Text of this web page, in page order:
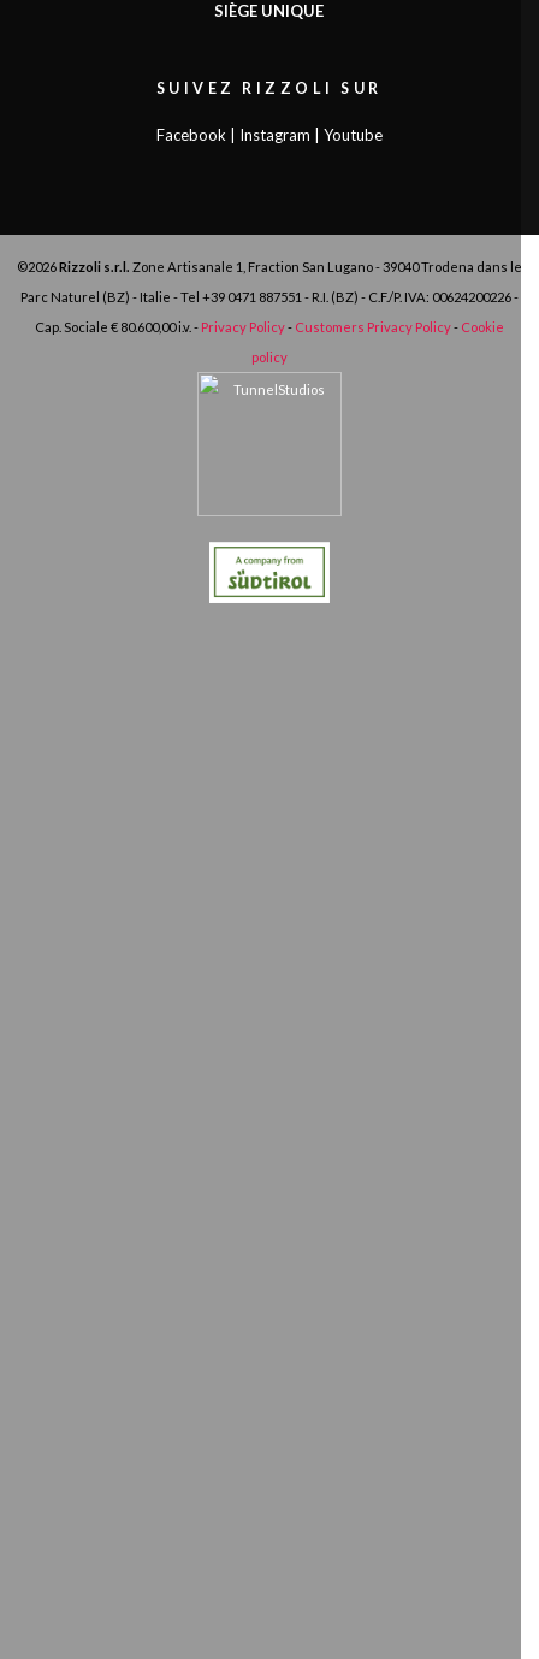
SIÈGE UNIQUE
SUIVEZ RIZZOLI SUR
Facebook Instagram Youtube
©2026Rizzoli s.r.l. Zone Artisanale 1, Fraction San Lugano - 39040 Trodena dans le
Parc Naturel (BZ) - Italie - Tel +39 0471 887551 - R.I. (BZ) - C.F./P. IVA: 00624200226 -
Cap. Sociale € 80.600,00 i.v. - Privacy Policy- Customers Privacy Policy- Cookie
policy